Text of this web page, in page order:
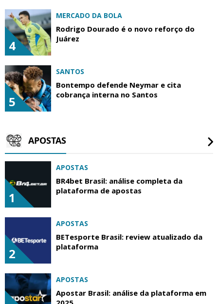
4
MERCADO DA BOLA
Rodrigo Dourado é o novo reforço do
Juárez
5
SANTOS
Bontempo defende Neymar e cita
cobrança interna no Santos
APOSTAS
1
APOSTAS
BR4bet Brasil: análise completa da
plataforma de apostas
2
APOSTAS
BETesporte Brasil: review atualizado da
plataforma
APOSTAS
Apostar Brasil: análise da plataforma em